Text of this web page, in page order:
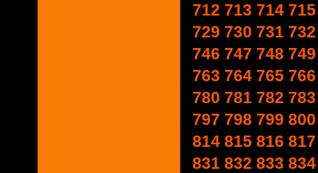
712 713 714 715
729 730 731 732
746 747 748 749
763 764 765 766
780 781 782 783
797 798 799 800
814 815 816 817
831 832 833 834